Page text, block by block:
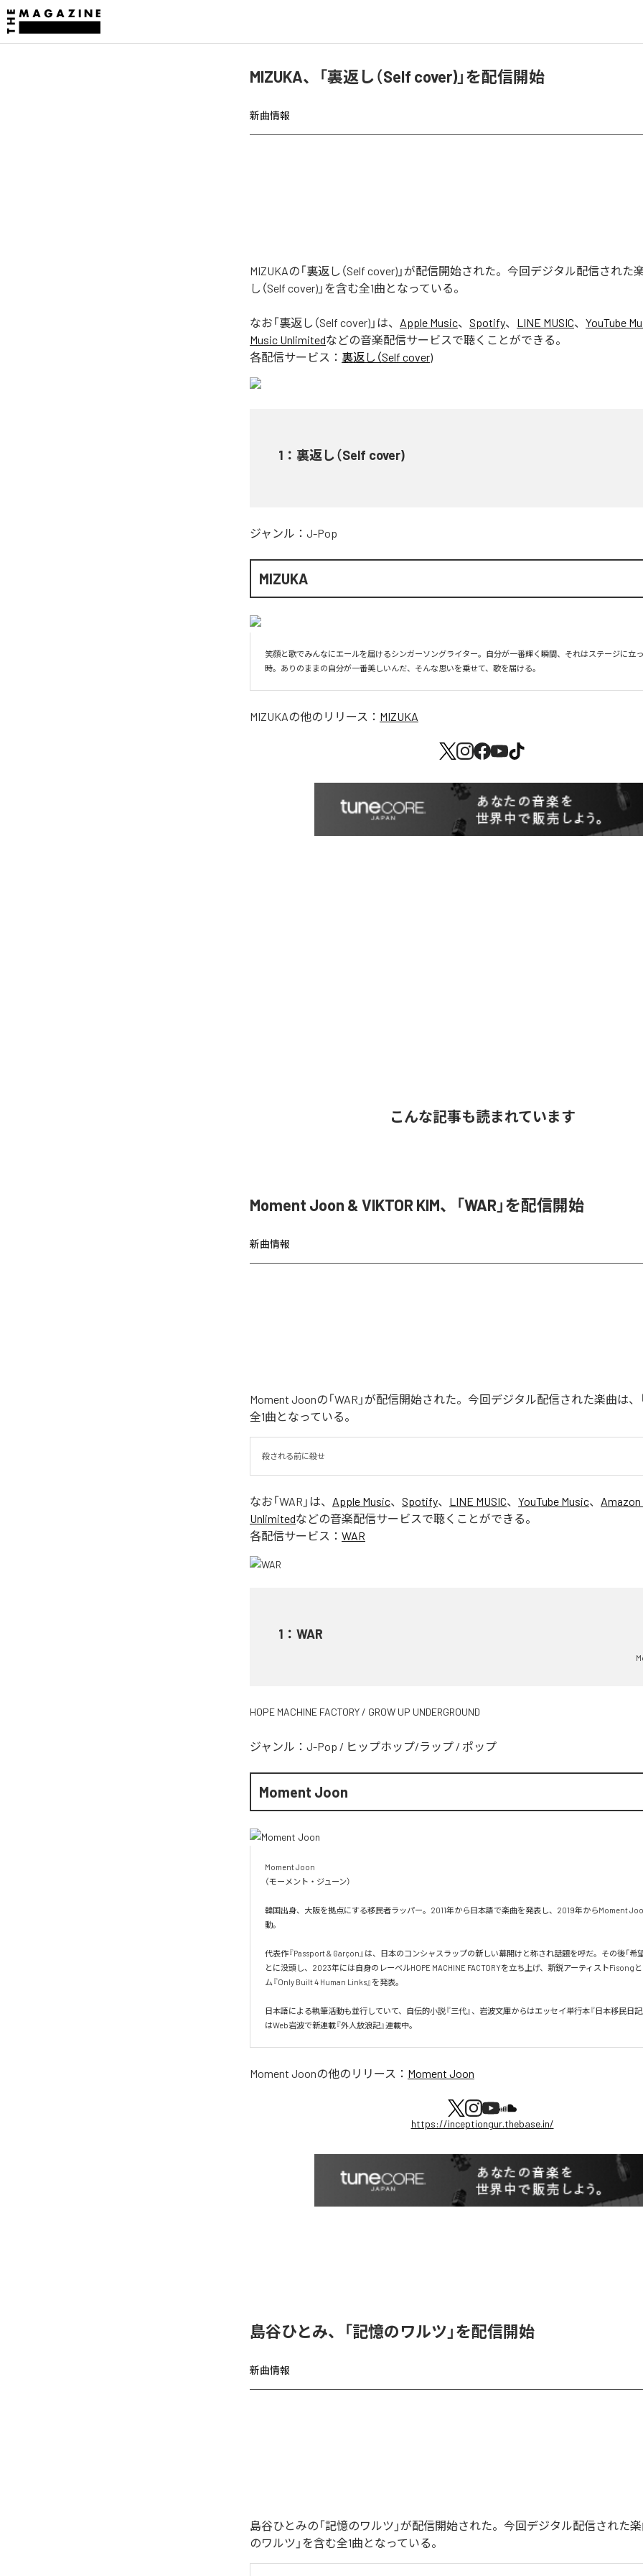
MIZUKA、「裏返し（Self cover)」を配信開始
新曲情報
MIZUKAの「裏返し（Self cover)」が配信開始された。今回デジタル配信された
し（Self cover)」を含む全1曲となっている。
なお「裏返し（Self cover) 」は、 Apple Music、 Spotify、 LINE MUSIC、 YouTube
Music Unlimitedなどの音楽配信サービスで聴くことができる。
各配信サービス： 裏返し（Self cover)
1 ： 裏返し（Self cover)
ジャンル： J-Pop
MIZUKA
笑顔と歌でみんなにエールを届けるシンガーソングライター。自分が一番輝く瞬間、それはステージに立
時。ありのままの自分が一番美しいんだ、そんな思いを乗せて、歌を届ける。
MIZUKAの他のリリース： MIZUKA
こんな記事も読まれています
Moment Joon & VIKTOR KIM、「WAR」を配信開始
新曲情報
Moment Joonの「WAR」が配信開始された。今回デジタル配信された楽曲は、
全1曲となっている。
殺される前に殺せ
なお「WAR 」は、 Apple Music、 Spotify、 LINE MUSIC、 YouTube Music、
Unlimitedなどの音楽配信サービスで聴くことができる。
各配信サービス： WAR
1 ： WAR
HOPE MACHINE FACTORY / GROW UP UNDERGROUND
ジャンル： J-Pop / ヒップホップ/ラップ / ポップ
Moment Joon
Moment Joon
（モーメント・ジューン）
韓国出身、大阪を拠点にする移民者ラッパー。2011年から日本語で楽曲を発表し、2019年からMoment
動。
代表作『Passport & Garçon』は、日本のコンシャスラップの新しい幕開けと称され話題を呼だ。その後「希
とに没頭し、2023年には自身のレーベルHOPE MACHINE FACTORYを立ち上げ、新鋭アーティストFisong
ム『Only Built 4 Human Links』を発表。
日本語による執筆活動も並行していて、自伝的小説『三代』、岩波文庫からはエッセイ単行本『日本移民日
はWeb岩波で新連載『外人放浪記』連載中。
Moment Joonの他のリリース： Moment Joon
https://inceptiongur.thebase.in/
島谷ひとみ、「記憶のワルツ」を配信開始
新曲情報
島谷ひとみの「記憶のワルツ」が配信開始された。今回デジタル配信された楽
のワルツ」を含む全1曲となっている。